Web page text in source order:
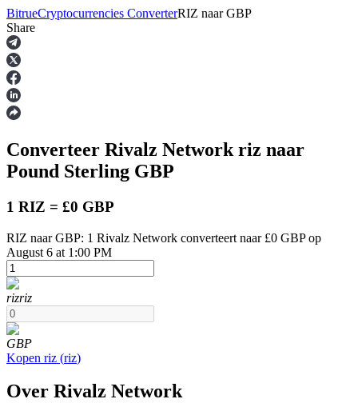
Termijncontracten
USDT-futures
BitrueCryptocurrencies ConverterRIZ naar GBP
Share
Converteer Rivalz Network riz naar
Pound Sterling GBP
1 RIZ = £0 GBP
RIZ naar GBP: 1 Rivalz Network converteert naar £0 GBP op
August 6 at 1:00 PM
rizriz
GBP
Kopen riz (riz)
Over Rivalz Network